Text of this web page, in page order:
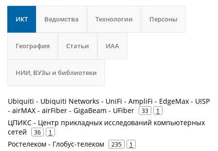
ИКТ Ведомства Технологии Персоны
География Статьи ИАА
НИИ, ВУЗы и библиотеки
Ubiquiti - Ubiquiti Networks - UniFi - AmpliFi - EdgeMax - UISP
- airMAX - airFiber - GigaBeam - UFiber
33 1
ЦПИКС - Центр прикладных исследований компьютерных
сетей
36 1
Ростелеком - Глобус-телеком 235 1